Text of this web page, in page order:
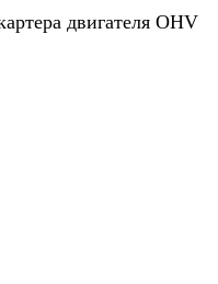
двигателя OHV